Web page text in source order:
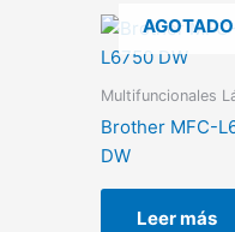
AGOTADO
Multifuncionales
Brother MFC-
DW
Leer más